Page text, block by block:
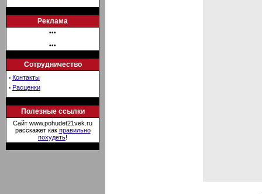
Реклама
•••
•••
Сотрудничество
· Контакты
· Расценки
Полезные ссылки
Сайт www.pohudet21vek.ru
расскажет как правильно
похудеть!